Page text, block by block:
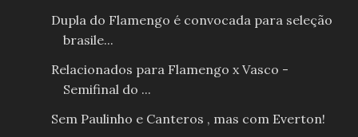
Dupla do Flamengo é convocada para seleção
brasile...
Relacionados para Flamengo x Vasco -
Semifinal do ...
Sem Paulinho e Canteros , mas com Everton!